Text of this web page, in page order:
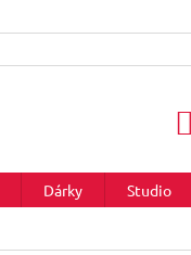
Dárky Studio